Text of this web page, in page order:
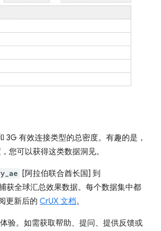
有效连接类型的总密度。有趣的是，
您可以获得这类数据洞见。
[阿拉伯联合酋长国] 到
获全球汇总效果数据。每个数据集中都
更新后的 CrUX 文档。
验。如需获取帮助、提问、提供反馈或